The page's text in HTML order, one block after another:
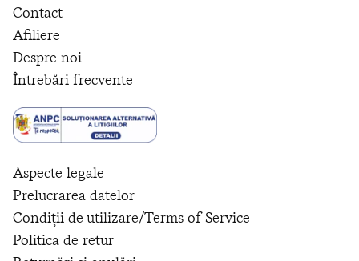
Contact
Afiliere
Despre noi
Întrebări frecvente
Aspecte legale
Prelucrarea datelor
Condiții de utilizare/Terms of Service
Politica de retur